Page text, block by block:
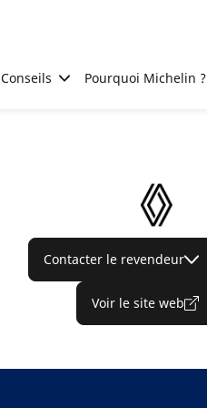
Conseils Pourquoi Michelin ?
Contacter le revendeur
Voir le site web